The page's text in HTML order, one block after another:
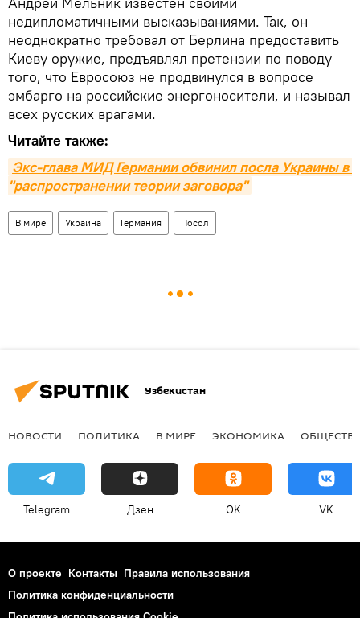
недипломатичными высказываниями. Так, он
неоднократно требовал от Берлина предоставить
Киеву оружие, предъявлял претензии по поводу
того, что Евросоюз не продвинулся в вопросе
эмбарго на российские энергоносители, и называл
всех русских врагами.
Читайте также:
Экс-глава МИД Германии обвинил посла Украины в
"распространении теории заговора"
В мире Украина Германия Посол
Узбекистан
НОВОСТИ ПОЛИТИКА В МИРЕ ЭКОНОМИКА
Telegram Дзен OK VK
О проекте Контакты Правила использования
Политика конфиденциальности